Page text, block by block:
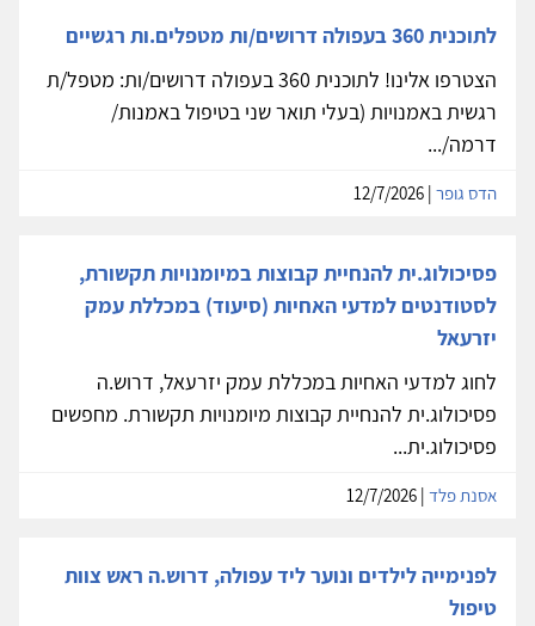
לתוכנית 360 בעפולה דרושים/ות מטפלים.ות רגשיים
הצטרפו אלינו! לתוכנית 360 בעפולה דרושים/ות: מטפל/ת
רגשית באמנויות (בעלי תואר שני בטיפול באמנות/
דרמה/...
הדס גופר
פסיכולוג.ית להנחיית קבוצות במיומנויות תקשורת,
לסטודנטים למדעי האחיות (סיעוד) במכללת עמק
יזרעאל
לחוג למדעי האחיות במכללת עמק יזרעאל, דרוש.ה
פסיכולוג.ית להנחיית קבוצות מיומנויות תקשורת. מחפשים
פסיכולוג.ית...
אסנת פלד
לפנימייה לילדים ונוער ליד עפולה, דרוש.ה ראש צוות
טיפול